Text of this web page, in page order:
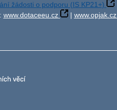
žádosti o podporu (IS KP21+)
www.dotaceeu.cz | www.opjak.cz